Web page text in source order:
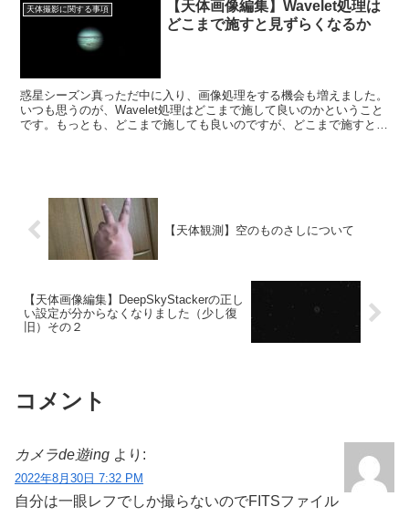
天体撮影に関する事項
【天体画像編集】Wavelet処理は
どこまで施すと見ずらくなるか
惑星シーズン真っただ中に入り、画像処理をする機会も増えました。
いつも思うのが、Wavelet処理はどこまで施して良いのかということ
です。もっとも、どこまで施しても良いのですが、どこまで施すと見
【天体観測】空のものさしについて
【天体画像編集】DeepSkyStackerの正し
い設定が分からなくなりました（少し復
旧）その２
コメント
カメラde遊ing より:
2022年8月30日 7:32 PM
自分は一眼レフでしか撮らないのでFITSファイル